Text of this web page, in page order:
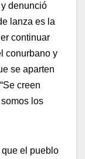
denunció
lanza es la
continuar
conurbano y
se aparten
creen
los
el pueblo